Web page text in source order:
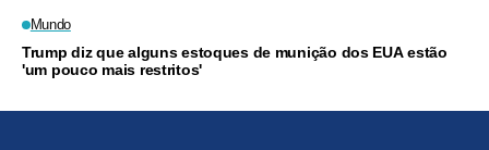
Mundo
Trump diz que alguns estoques de munição dos EUA estão
'um pouco mais restritos'